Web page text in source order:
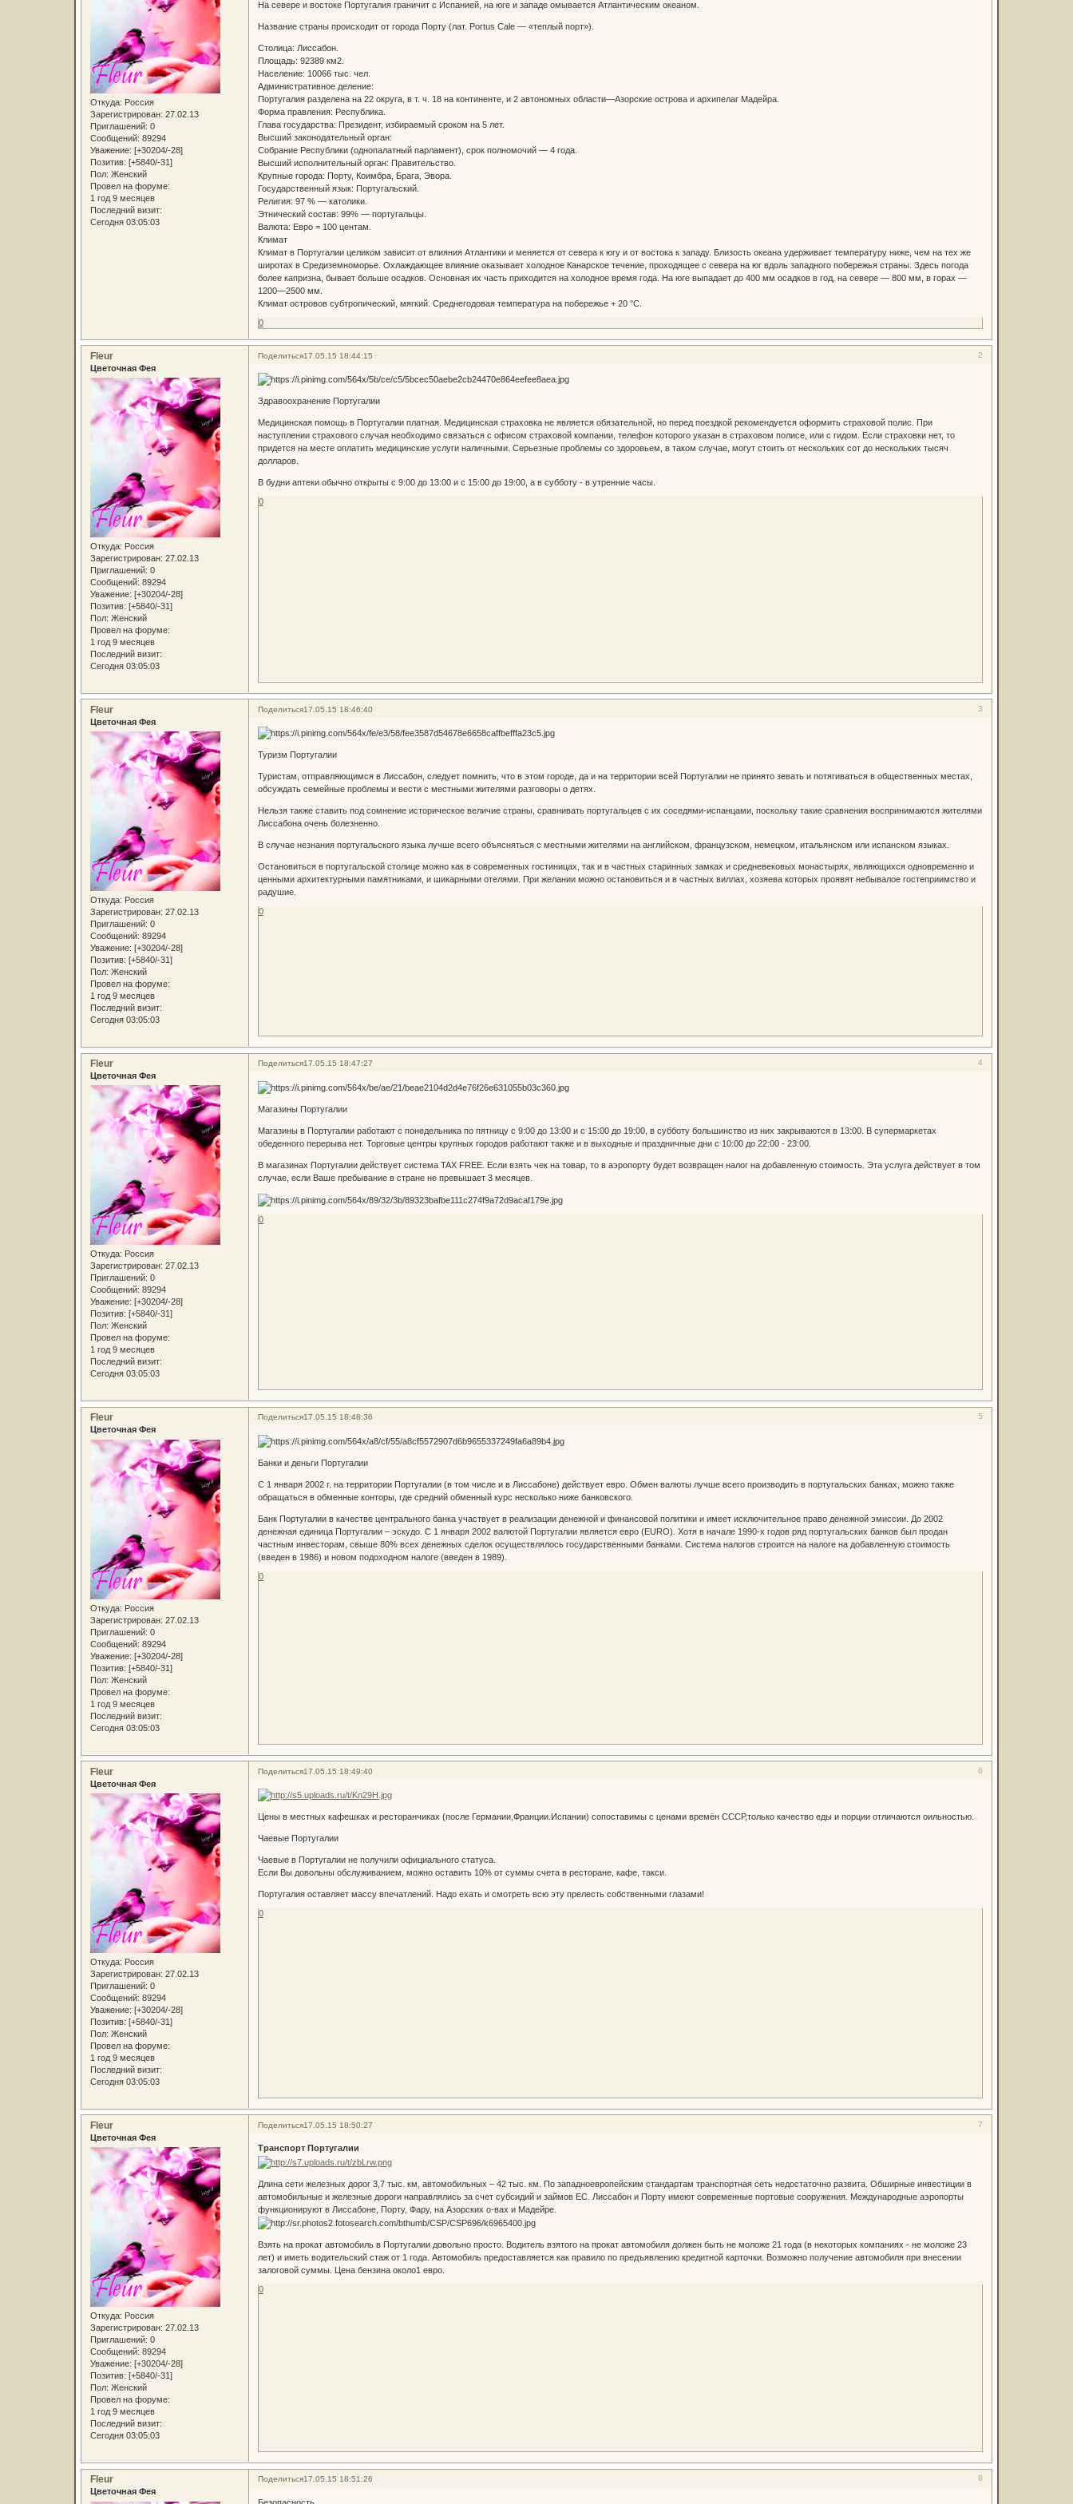
Откуда: Россия
Зарегистрирован: 27.02.13
Приглашений: 0
Сообщений: 89294
Уважение: [+30204/-28]
Позитив: [+5840/-31]
Пол: Женский
Провел на форуме:
1 год 9 месяцев
Последний визит:
Сегодня 03:05:03
На севере и востоке Португалия граничит с Испанией, на юге и западе омывается Атлантическим океаном.
Название страны происходит от города Порту (лат. Portus Cale — «теплый порт»).
Столица: Лиссабон.
Площадь: 92389 км2.
Население: 10066 тыс. чел.
Административное деление:
Португалия разделена на 22 округа, в т. ч. 18 на континенте, и 2 автономных области—Азорские острова и архипелаг Мадейра.
Форма правления: Республика.
Глава государства: Президент, избираемый сроком на 5 лет.
Высший законодательный орган:
Собрание Республики (однопалатный парламент), срок полномочий — 4 года.
Высший исполнительный орган: Правительство.
Крупные города: Порту, Коимбра, Брага, Эвора.
Государственный язык: Португальский.
Религия: 97 % — католики.
Этнический состав: 99% — португальцы.
Валюта: Евро = 100 центам.
Климат
Климат в Португалии целиком зависит от влияния Атлантики и меняется от севера к югу и от востока к западу. Близость океана удерживает температуру ниже, чем на тех же
широтах в Средиземноморье. Охлаждающее влияние оказывает холодное Канарское течение, проходящее с севера на юг вдоль западного побережья страны. Здесь погода
более капризна, бывает больше осадков. Основная их часть приходится на холодное время года. На юге выпадает до 400 мм осадков в год, на севере — 800 мм, в горах —
1200—2500 мм.
Климат островов субтропический, мягкий. Среднегодовая температура на побережье + 20 °С.
0
Поделиться 2
17.05.15 18:44:15
Fleur
Цветочная Фея
Откуда: Россия
Зарегистрирован: 27.02.13
Приглашений: 0
Сообщений: 89294
Уважение: [+30204/-28]
Позитив: [+5840/-31]
Пол: Женский
Провел на форуме:
1 год 9 месяцев
Последний визит:
Сегодня 03:05:03
Здравоохранение Португалии
Медицинская помощь в Португалии платная. Медицинская страховка не является обязательной, но перед поездкой рекомендуется оформить страховой полис. При
наступлении страхового случая необходимо связаться с офисом страховой компании, телефон которого указан в страховом полисе, или с гидом. Если страховки нет, то
придется на месте оплатить медицинские услуги наличными. Серьезные проблемы со здоровьем, в таком случае, могут стоить от нескольких сот до нескольких тысяч
долларов.
В будни аптеки обычно открыты с 9:00 до 13:00 и с 15:00 до 19:00, а в субботу - в утренние часы.
0
Поделиться 3
17.05.15 18:46:40
Fleur
Цветочная Фея
Откуда: Россия
Зарегистрирован: 27.02.13
Приглашений: 0
Сообщений: 89294
Уважение: [+30204/-28]
Позитив: [+5840/-31]
Пол: Женский
Провел на форуме:
1 год 9 месяцев
Последний визит:
Сегодня 03:05:03
Туризм Португалии
Туристам, отправляющимся в Лиссабон, следует помнить, что в этом городе, да и на территории всей Португалии не принято зевать и потягиваться в общественных местах,
обсуждать семейные проблемы и вести с местными жителями разговоры о детях.
Нельзя также ставить под сомнение историческое величие страны, сравнивать португальцев с их соседями-испанцами, поскольку такие сравнения воспринимаются жителями
Лиссабона очень болезненно.
В случае незнания португальского языка лучше всего объясняться с местными жителями на английском, французском, немецком, итальянском или испанском языках.
Остановиться в португальской столице можно как в современных гостиницах, так и в частных старинных замках и средневековых монастырях, являющихся одновременно и
ценными архитектурными памятниками, и шикарными отелями. При желании можно остановиться и в частных виллах, хозяева которых проявят небывалое гостеприимство и
радушие.
0
Поделиться 4
17.05.15 18:47:27
Fleur
Цветочная Фея
Откуда: Россия
Зарегистрирован: 27.02.13
Приглашений: 0
Сообщений: 89294
Уважение: [+30204/-28]
Позитив: [+5840/-31]
Пол: Женский
Провел на форуме:
1 год 9 месяцев
Последний визит:
Сегодня 03:05:03
Магазины Португалии
Магазины в Португалии работают с понедельника по пятницу с 9:00 до 13:00 и с 15:00 до 19:00, в субботу большинство из них закрываются в 13:00. В супермаркетах
обеденного перерыва нет. Торговые центры крупных городов работают также и в выходные и праздничные дни с 10:00 до 22:00 - 23:00.
В магазинах Португалии действует система TAX FREE. Если взять чек на товар, то в аэропорту будет возвращен налог на добавленную стоимость. Эта услуга действует в том
случае, если Ваше пребывание в стране не превышает 3 месяцев.
0
Поделиться 5
17.05.15 18:48:36
Fleur
Цветочная Фея
Откуда: Россия
Зарегистрирован: 27.02.13
Приглашений: 0
Сообщений: 89294
Уважение: [+30204/-28]
Позитив: [+5840/-31]
Пол: Женский
Провел на форуме:
1 год 9 месяцев
Последний визит:
Сегодня 03:05:03
Банки и деньги Португалии
С 1 января 2002 г. на территории Португалии (в том числе и в Лиссабоне) действует евро. Обмен валюты лучше всего производить в португальских банках, можно также
обращаться в обменные конторы, где средний обменный курс несколько ниже банковского.
Банк Португалии в качестве центрального банка участвует в реализации денежной и финансовой политики и имеет исключительное право денежной эмиссии. До 2002
денежная единица Португалии – эскудо. С 1 января 2002 валютой Португалии является евро (EURO). Хотя в начале 1990-х годов ряд португальских банков был продан
частным инвесторам, свыше 80% всех денежных сделок осуществлялось государственными банками. Система налогов строится на налоге на добавленную стоимость
(введен в 1986) и новом подоходном налоге (введен в 1989).
0
Поделиться 6
17.05.15 18:49:40
Fleur
Цветочная Фея
Откуда: Россия
Зарегистрирован: 27.02.13
Приглашений: 0
Сообщений: 89294
Уважение: [+30204/-28]
Позитив: [+5840/-31]
Пол: Женский
Провел на форуме:
1 год 9 месяцев
Последний визит:
Сегодня 03:05:03
Цены в местных кафешках и ресторанчиках (после Германии,Франции.Испании) сопоставимы с ценами времён СССР,только качество еды и порции отличаются оильностью.
Чаевые Португалии
Чаевые в Португалии не получили официального статуса.
Если Вы довольны обслуживанием, можно оставить 10% от суммы счета в ресторане, кафе, такси.
Португалия оставляет массу впечатлений. Надо ехать и смотреть всю эту прелесть собственными глазами!
0
Поделиться 7
17.05.15 18:50:27
Fleur
Цветочная Фея
Откуда: Россия
Зарегистрирован: 27.02.13
Приглашений: 0
Сообщений: 89294
Уважение: [+30204/-28]
Позитив: [+5840/-31]
Пол: Женский
Провел на форуме:
1 год 9 месяцев
Последний визит:
Сегодня 03:05:03
Транспорт Португалии
Длина сети железных дорог 3,7 тыс. км, автомобильных – 42 тыс. км. По западноевропейским стандартам транспортная сеть недостаточно развита. Обширные инвестиции в
автомобильные и железные дороги направлялись за счет субсидий и займов ЕС. Лиссабон и Порту имеют современные портовые сооружения. Международные аэропорты
функционируют в Лиссабоне, Порту, Фару, на Азорских о-вах и Мадейре.
Взять на прокат автомобиль в Португалии довольно просто. Водитель взятого на прокат автомобиля должен быть не моложе 21 года (в некоторых компаниях - не моложе 23
лет) и иметь водительский стаж от 1 года. Автомобиль предоставляется как правило по предъявлению кредитной карточки. Возможно получение автомобиля при внесении
залоговой суммы. Цена бензина около1 евро.
0
Поделиться 8
17.05.15 18:51:26
Fleur
Цветочная Фея